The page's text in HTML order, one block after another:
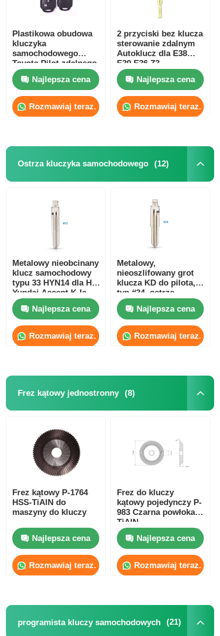
Produkty
Kontrola jakości
Skontaktuj się z nami
Aktualności
Klucze automatyczne
obudowa kluczyka samochodowego
Ostrza kluczyka samochodowego
Frez kątowy jednostronny
programista kluczy samochodowych
chip transpondera
KEYDIY Inteligentny klucz
Plastikowa obudowa
kluczyka
samochodowego
Toyota Pilot zdalnego
sterowania
HYQ12BDM /
HYQ12BDP / GQ4-52T
Najlepsza cena
Rozmawiaj teraz.
2 przyciski bez klucza
sterowanie zdalnym
Autoklucz dla E38
E39 E36 Z3
Najlepsza cena
Rozmawiaj teraz.
Ostrza kluczyka samochodowego (12)
Metalowy nieobcinany
klucz samochodowy
typu 33 HYN14 dla H-
Yundai Accent K-Ia
33#
Najlepsza cena
Rozmawiaj teraz.
Metalowy,
nieoszlifowany grot
klucza KD do pilota,
typ #34, ostrze
awaryjne do K-A Rio
H-Yundai Accent
HYN10
Najlepsza cena
Rozmawiaj teraz.
Frez kątowy jednostronny (8)
Frez kątowy P-1764
HSS-TiAlN do
maszyny do kluczy
Najlepsza cena
Rozmawiaj teraz.
Frez do kluczy
kątowy pojedynczy P-
983 Czarna powłoka
TiAlN
Najlepsza cena
Rozmawiaj teraz.
programista kluczy samochodowych (21)